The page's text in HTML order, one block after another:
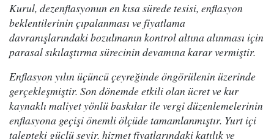
Kurul, dezenflasyonun en kısa sürede tesisi, enflasyon
beklentilerinin çıpalanması ve fiyatlama
davranışlarındaki bozulmanın kontrol altına alınması için
parasal sıkılaştırma sürecinin devamına karar vermiştir.
Enflasyon yılın üçüncü çeyreğinde öngörülenin üzerinde
gerçekleşmiştir. Son dönemde etkili olan ücret ve kur
kaynaklı maliyet yönlü baskılar ile vergi düzenlemelerinin
enflasyona geçişi önemli ölçüde tamamlanmıştır. Yurt içi
talepteki güçlü seyir, hizmet fiyatlarındaki katılık ve